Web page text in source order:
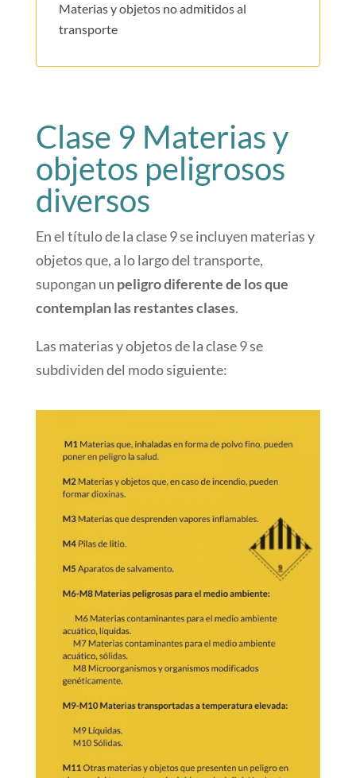
Materias y objetos no admitidos al
transporte
Clase 9 Materias y
objetos peligrosos
diversos
En el título de la clase 9 se incluyen materias y
objetos que, a lo largo del transporte,
supongan un peligro diferente de los que
contemplan las restantes clases.
Las materias y objetos de la clase 9 se
subdividen del modo siguiente: